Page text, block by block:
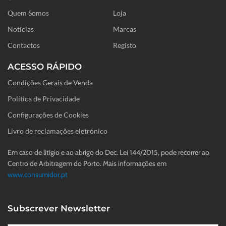
o
-
r
Quem Somos
Notícias
Contactos
Loja
Marcas
Registo
ACESSO RÁPIDO
Condições Gerais de Venda
Política de Privacidade
Configurações de Cookies
Livro de reclamações eletrónico
Em caso de litigio e ao abrigo do Dec. Lei 144/2015, pode recorrer ao
Centro de Arbitragem do Porto. Mais informações em
www.consumidor.pt
Subscrever Newsletter